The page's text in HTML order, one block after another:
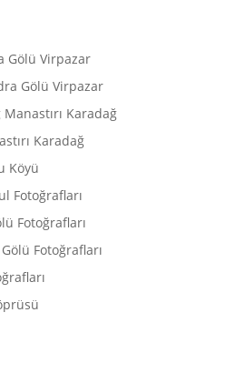
Gölü Virpazar
Gölü Virpazar
Karadağ
Karadağ
Köyü
Fotoğrafları
Fotoğrafları
Fotoğrafları